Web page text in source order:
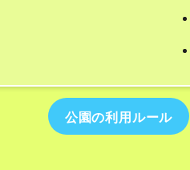
公園の利用ルール